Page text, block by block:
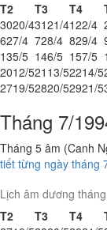
T2
T3 T4
3020/43121/4122/4
627/4 728/4 829/4
135/5 146/5 157/5
2012/521 13/52214/5
2719/52820/52921/5
Tháng 7/
Tháng 5 âm (Canh
tiết từng ngày tháng
Lịch âm dương
T2
T3 T4